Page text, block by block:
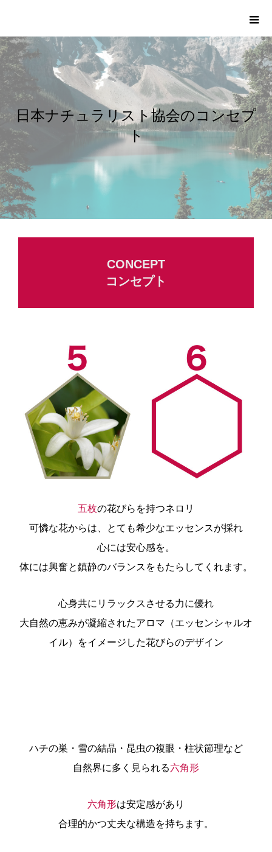
日本ナチュラリスト協会ー6時間で耳つぼを学び資格
日本ナチュラリスト協会のコンセプ
ト
CONCEPT
コンセプト
五枚の花びらを持つネロリ
可憐な花からは、とても希少なエッセンスが採れ
心には安心感を。
体には興奮と鎮静のバランスをもたらしてくれます。
心身共にリラックスさせる力に優れ
大自然の恵みが凝縮されたアロマ（エッセンシャルオ
イル）をイメージした花びらのデザイン
ハチの巣・雪の結晶・昆虫の複眼・柱状節理など
自然界に多く見られる六角形
六角形は安定感があり
合理的かつ丈夫な構造を持ちます。